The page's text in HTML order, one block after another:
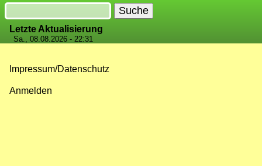
Suche
Letzte Aktualisierung
Sa., 08.08.2026 - 22:31
Impressum/Datenschutz
Anmelden